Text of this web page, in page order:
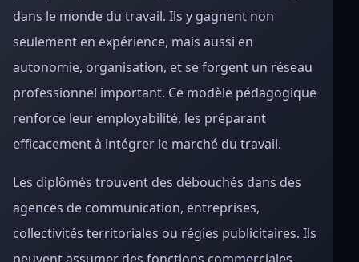
dans le monde du travail. Ils y gagnent non
seulement en expérience, mais aussi en
autonomie, organisation, et se forgent un réseau
professionnel important. Ce modèle pédagogique
renforce leur employabilité, les préparant
efficacement à intégrer le marché du travail.
Les diplômés trouvent des débouchés dans des
agences de communication, entreprises,
collectivités territoriales ou régies publicitaires. Ils